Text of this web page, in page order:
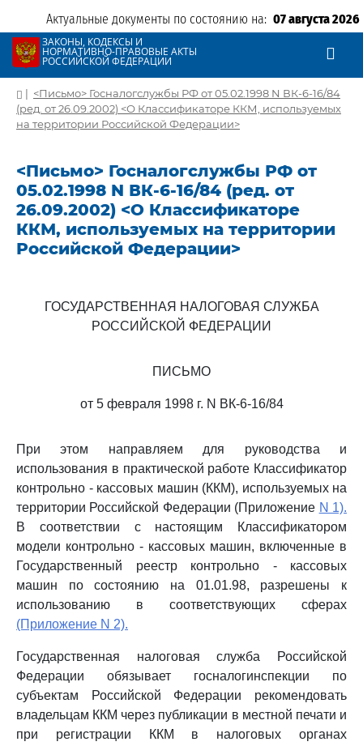
Актуальные документы по состоянию на: 07 августа 2026
ЗАКОНЫ, КОДЕКСЫ И
НОРМАТИВНО-ПРАВОВЫЕ АКТЫ
РОССИЙСКОЙ ФЕДЕРАЦИИ
| <Письмо> Госналогслужбы РФ от 05.02.1998 N ВК-6-16/84
(ред. от 26.09.2002) <О Классификаторе ККМ, используемых
на территории Российской Федерации>
<Письмо> Госналогслужбы РФ от
05.02.1998 N ВК-6-16/84 (ред. от
26.09.2002) <О Классификаторе
ККМ, используемых на территории
Российской Федерации>
ГОСУДАРСТВЕННАЯ НАЛОГОВАЯ СЛУЖБА
РОССИЙСКОЙ ФЕДЕРАЦИИ
ПИСЬМО
от 5 февраля 1998 г. N ВК-6-16/84
При этом направляем для руководства и
использования в практической работе Классификатор
контрольно - кассовых машин (ККМ), используемых на
территории Российской Федерации (Приложение N 1).
В соответствии с настоящим Классификатором
модели контрольно - кассовых машин, включенные в
Государственный реестр контрольно - кассовых
машин по состоянию на 01.01.98, разрешены к
использованию в соответствующих сферах
(Приложение N 2).
Государственная налоговая служба Российской
Федерации обязывает госналогинспекции по
субъектам Российской Федерации рекомендовать
владельцам ККМ через публикации в местной печати и
при регистрации ККМ в налоговых органах